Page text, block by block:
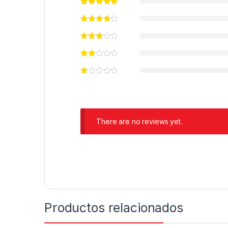
There are no reviews yet.
Productos relacionados